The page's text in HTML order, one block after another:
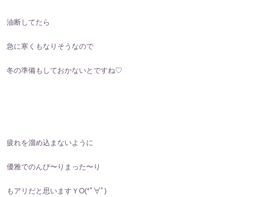
油断してたら
急に寒くもなりそうなので
冬の準備もしておかないとですね♡
疲れを溜め込まないように
優雅でのんび〜りまった〜り
もアリだと思いますＹО(*ﾟ∀ﾟ)